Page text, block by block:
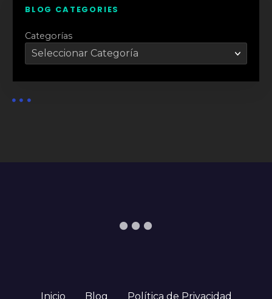
BLOG CATEGORIES
Categorías
Inicio Blog Política de Privacidad